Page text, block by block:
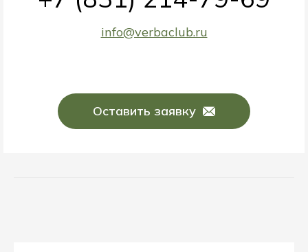
info@verbaclub.ru
Оставить заявку